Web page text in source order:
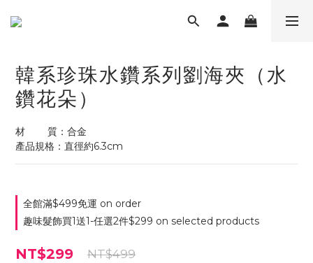
韓系珍珠水鑽系列劉海夾（水
鑽花朵）
材        質：合金
產品規格：直徑約6.3cm
全館滿$499免運 on order
趣味髮飾買1送1-任選2件$299 on selected products
NT$299 NT$499